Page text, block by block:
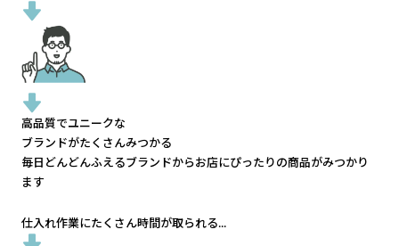
高品質でユニークな
ブランドがたくさんみつかる
毎日どんどんふえるブランドからお店にぴったりの商品がみつかり
ます
仕入れ作業にたくさん時間が取られる...